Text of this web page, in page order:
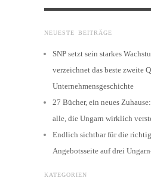
NEUESTE BEITRÄGE
SNP setzt sein starkes
verzeichnet das beste zweite
Unternehmensgeschichte
27 Bücher, ein neues
alle, die Ungarn wirklich
Endlich sichtbar für die
Angebotsseite auf drei
KATEGORIEN